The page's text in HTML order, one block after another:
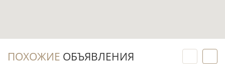
сделки и подготовки квартиры.
Студийный формат обычно удобен для
ПОХОЖИЕ ОБЪЯВЛЕНИЯ